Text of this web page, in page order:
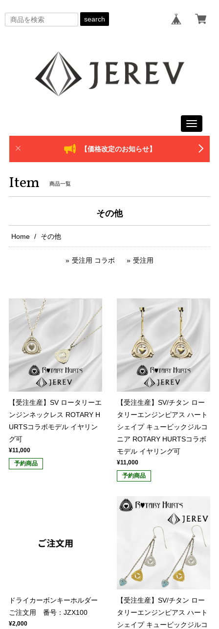
search
Toggle
【価格改定のお知らせ】
Item 商品一覧
その他
Home その他
受注用 コラボ 受注用
【受注生産】SV ロータリーエ
ンジンネックレス ROTARY H
URTSコラボモデル イヤリン
グ可
¥11,000
予約商品
【受注生産】SV/チタン ロー
タリーエンジンピアス ハート
シェイプ キュービックジルコ
ニア ROTARY HURTSコラボ
モデル イヤリング可
¥11,000
予約商品
ドライカーボンキーホルダー
ご注文用 番号：JZX100
¥2,000
【受注生産】SV/チタン ロー
タリーエンジンピアス ハート
シェイプ キュービックジルコ